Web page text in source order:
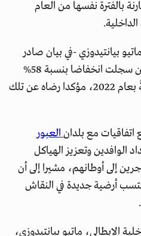
بنسبة 17% مقارنة بالفترة نفسها من العام
بيانتيدوزي -في بيان صادر
اليوم الثلاثاء- أن أعداد الوافدين سجلت انخفاضا بنسبة 58%
مقارنةً بعام 2023 و37% مقارنةً بعام 2022، مؤكدا رضاه عن تلك
اتفاقيات مع بلدانالعبور
الوافدين وتعزيز الهياكل
إلى أوطانهم، مشيرا إلى أن
أرضية جديدة في النقاش
الإيطالي، ماتيو بيانتيدوزي،